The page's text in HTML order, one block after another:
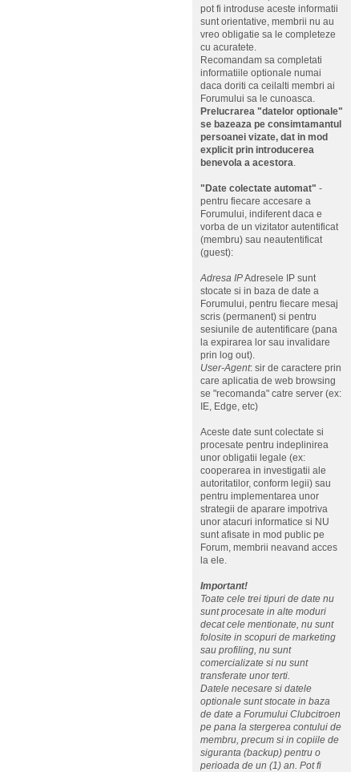
pot fi introduse aceste informatii
sunt orientative, membrii nu au
vreo obligatie sa le completeze
cu acuratete.
Recomandam sa completati
informatiile optionale numai
daca doriti ca ceilalti membri ai
Forumului sa le cunoasca.
Prelucrarea "datelor optionale"
se bazeaza pe consimtamantul
persoanei vizate, dat in mod
explicit prin introducerea
benevola a acestora.
"Date colectate automat" -
pentru fiecare accesare a
Forumului, indiferent daca e
vorba de un vizitator autentificat
(membru) sau neautentificat
(guest):
Adresa IPAdresele IP sunt
stocate si in baza de date a
Forumului, pentru fiecare mesaj
scris (permanent) si pentru
sesiunile de autentificare (pana
la expirarea lor sau invalidare
prin log out).
User-Agent: sir de caractere prin
care aplicatia de web browsing
se "recomanda" catre server (ex:
IE, Edge, etc)
Aceste date sunt colectate si
procesate pentru indeplinirea
unor obligatii legale (ex:
cooperarea in investigatii ale
autoritatilor, conform legii) sau
pentru implementarea unor
strategii de aparare impotriva
unor atacuri informatice si NU
sunt afisate in mod public pe
Forum, membrii neavand acces
la ele.
Important!
Toate cele trei tipuri de date nu
sunt procesate in alte moduri
decat cele mentionate, nu sunt
folosite in scopuri de marketing
sau profiling, nu sunt
comercializate si nu sunt
transferate unor terti.
Datele necesare si datele
optionale sunt stocate in baza
de date a Forumului Clubcitroen
pe pana la stergerea contului de
membru, precum si in copiile de
siguranta (backup) pentru o
perioada de un (1) an. Pot fi